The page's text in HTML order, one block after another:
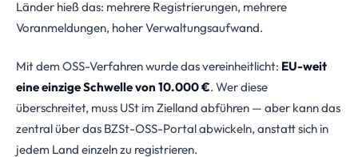
Länder hieß das: mehrere Registrierungen, mehrere
Voranmeldungen, hoher Verwaltungsaufwand.
Mit dem OSS-Verfahren wurde das vereinheitlicht: EU-weit
eine einzige Schwelle von 10.000 €. Wer diese
überschreitet, muss USt im Zielland abführen — aber kann das
zentral über das BZSt-OSS-Portal abwickeln, anstatt sich in
jedem Land einzeln zu registrieren.